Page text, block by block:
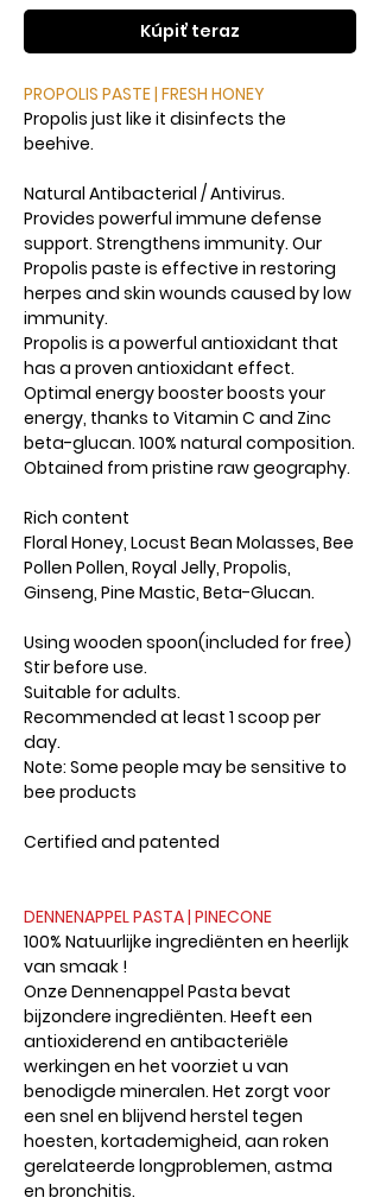
Kúpiť teraz
PROPOLIS PASTE | FRESH HONEY
Propolis just like it disinfects the
beehive.
Natural Antibacterial / Antivirus.
Provides powerful immune defense
support. Strengthens immunity. Our
Propolis paste is effective in restoring
herpes and skin wounds caused by low
immunity.
Propolis is a powerful antioxidant that
has a proven antioxidant effect.
Optimal energy booster boosts your
energy, thanks to Vitamin C and Zinc
beta-glucan. 100% natural composition.
Obtained from pristine raw geography.
Rich content
Floral Honey, Locust Bean Molasses, Bee
Pollen Pollen, Royal Jelly, Propolis,
Ginseng, Pine Mastic, Beta-Glucan.
Using wooden spoon(included for free)
Stir before use.
Suitable for adults.
Recommended at least 1 scoop per
day.​
Note: Some people may be sensitive to
bee products
Certified and patented
DENNENAPPEL PASTA | PINECONE
100% Natuurlijke ingrediënten en heerlijk
van smaak !
Onze Dennenappel Pasta bevat
bijzondere ingrediënten. Heeft een
antioxiderend en antibacteriële
werkingen en het voorziet u van
benodigde mineralen. Het zorgt voor
een snel en blijvend herstel tegen
hoesten, kortademigheid, aan roken
gerelateerde longproblemen, astma
en bronchitis.